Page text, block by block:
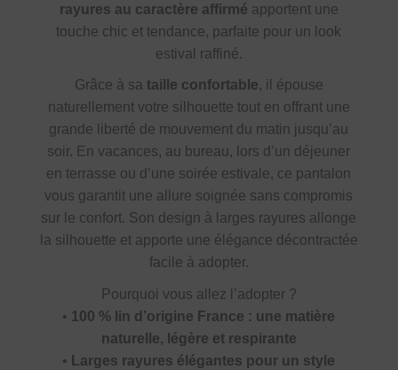
rayures au caractère affirmé apportent une
touche chic et tendance, parfaite pour un look
estival raffiné.
Grâce à sa taille confortable, il épouse
naturellement votre silhouette tout en offrant une
grande liberté de mouvement du matin jusqu’au
soir. En vacances, au bureau, lors d’un déjeuner
en terrasse ou d’une soirée estivale, ce pantalon
vous garantit une allure soignée sans compromis
sur le confort. Son design à larges rayures allonge
la silhouette et apporte une élégance décontractée
facile à adopter.
Pourquoi vous allez l’adopter ?
• 100 % lin d’origine France : une matière
naturelle, légère et respirante
• Larges rayures élégantes pour un style